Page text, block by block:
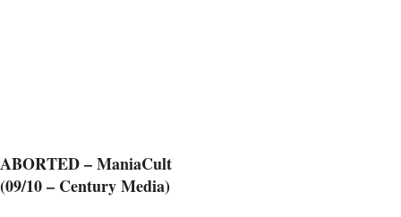
ABORTED – ManiaCult
(09/10 – Century Media)